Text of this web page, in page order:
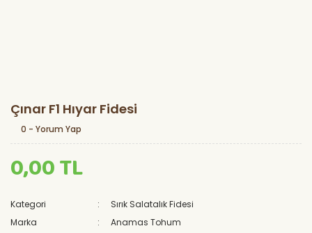
Çınar F1 Hıyar Fidesi
0 - Yorum Yap
0,00 TL
Kategori
Sırık Salatalık Fidesi
Marka
Anamas Tohum